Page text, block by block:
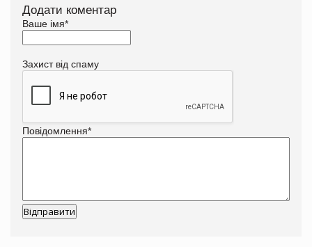
Додати коментар
Ваше імя*
Захист від спаму
Повідомлення*